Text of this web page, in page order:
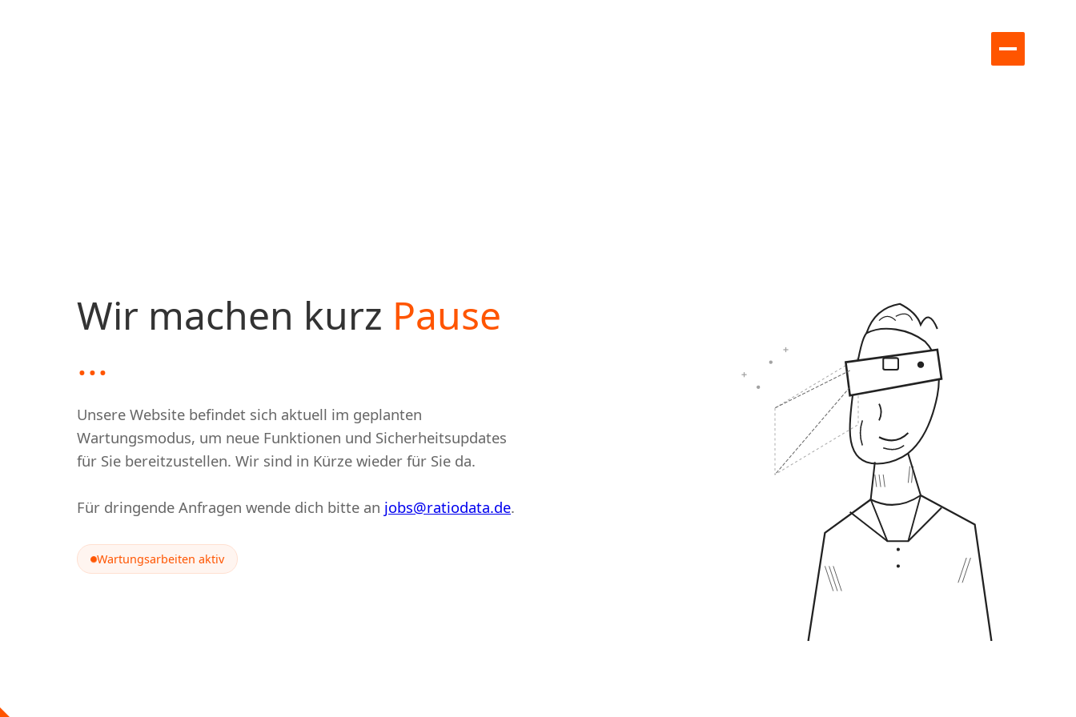
Wir machen kurz Pause
...
Unsere Website befindet sich aktuell im geplanten
Wartungsmodus, um neue Funktionen und Sicherheitsupdates
für Sie bereitzustellen. Wir sind in Kürze wieder für Sie da.
Für dringende Anfragen wende dich bitte an jobs@ratiodata.de.
Wartungsarbeiten aktiv